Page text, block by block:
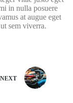
in nulla posuere
at augue eget
sem viverra.
NEXT